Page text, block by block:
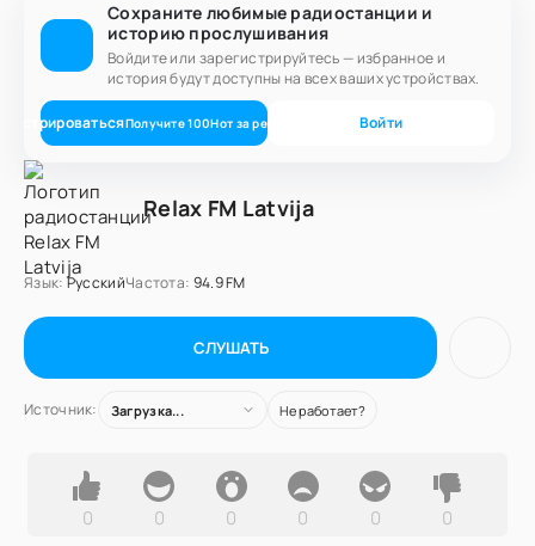
Сохраните любимые радиостанции и
историю прослушивания
Войдите или зарегистрируйтесь — избранное и
история будут доступны на всех ваших устройствах.
Получите100Нот за регистрацию Войти
Relax FM Latvija
Язык: РусскийЧастота: 94.9 FM
СЛУШАТЬ
Источник: Загрузка... Не работает?
0 0 0 0 0 0